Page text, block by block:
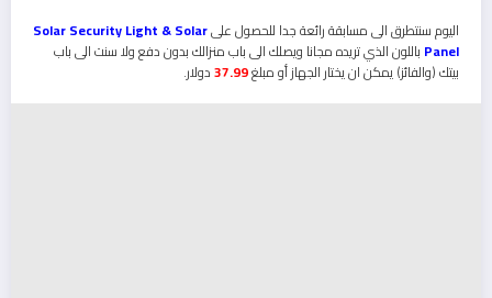
اليوم سنتطرق الى مسابقة رائعة جدا للحصول علىSolar Security Light & Solar
Panel باللون الذي تريده مجانا ويصلك الى باب منزالك بدون دفع ولا سنت الى باب
بيتك (والفائز) يمكن ان يختار الجهاز أو مبلغ
دولار.